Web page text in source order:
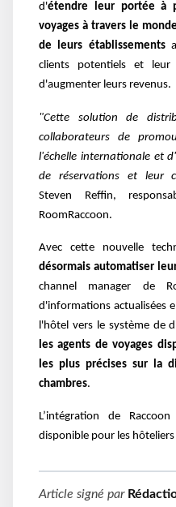
d'étendre leur portée à
voyages à travers le
de leurs établissements
clients potentiels et leur
d'augmenter leurs revenus.
"Cette solution de
collaborateurs de
l'échelle internationale et
de réservations et leur
Steven Reffin,
RoomRaccoon.
Avec cette nouvelle
désormais automatiser
channel manager de
d'informations actualisées
l'hôtel vers le système de
les agents de voyages
les plus précises sur la
chambres.
L’intégration de
disponible pour les
Article signé par